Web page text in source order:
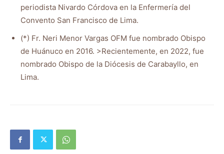
periodista Nivardo Córdova en la Enfermería del
Convento San Francisco de Lima.
(*) Fr. Neri Menor Vargas OFM fue nombrado Obispo
de Huánuco en 2016. >Recientemente, en 2022, fue
nombrado Obispo de la Diócesis de Carabayllo, en
Lima.